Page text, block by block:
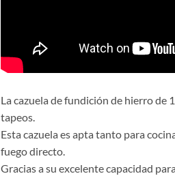
La cazuela de fundición de hierro de
tapeos.
Esta cazuela es apta tanto para
fuego directo.
Gracias a su excelente capacidad